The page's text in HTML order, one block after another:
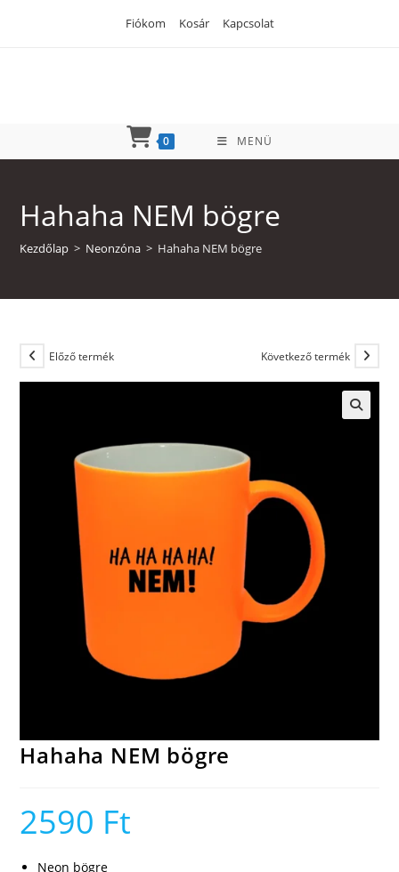
Fiókom Kosár Kapcsolat
0 MENÜ
Hahaha NEM bögre
Kezdőlap > Neonzóna > Hahaha NEM bögre
Előző termék Következő termék
Hahaha NEM bögre
2590 Ft
Neon bögre